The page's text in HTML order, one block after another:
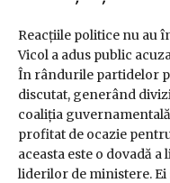
Reacțiile politice nu au
Vicol a adus public
În rândurile partidelor
discutat, generând
coaliția
profitat de ocazie
aceasta este o dovadă
liderilor de ministere.